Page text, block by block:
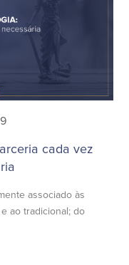
cada vez
associado às
ao tradicional; do